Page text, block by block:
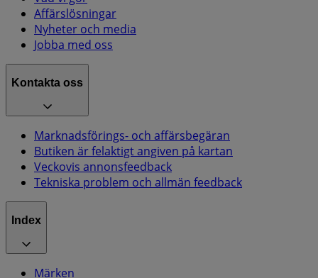
Affärslösningar
Nyheter och media
Jobba med oss
Kontakta oss
Marknadsförings- och affärsbegäran
Butiken är felaktigt angiven på kartan
Veckovis annonsfeedback
Tekniska problem och allmän feedback
Index
Märken